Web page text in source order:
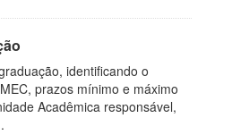
identificando o
prazos mínimo e máximo
Acadêmica responsável,